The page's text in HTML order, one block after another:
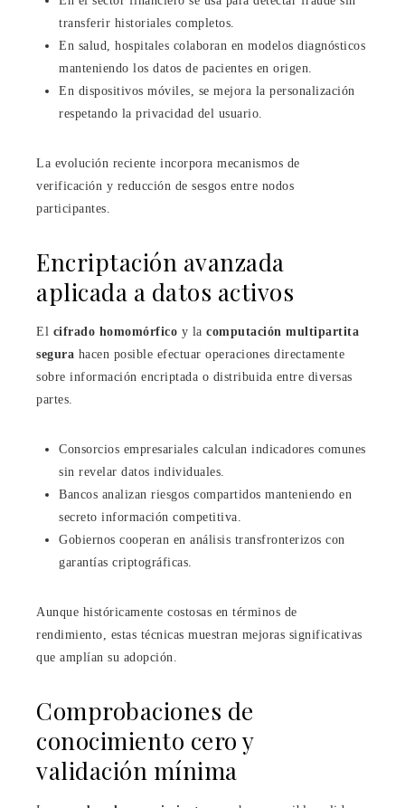
transferir historiales completos.
En salud, hospitales colaboran en modelos diagnósticos
manteniendo los datos de pacientes en origen.
En dispositivos móviles, se mejora la personalización
respetando la privacidad del usuario.
La evolución reciente incorpora mecanismos de
verificación y reducción de sesgos entre nodos
participantes.
Encriptación avanzada
aplicada a datos activos
El cifrado homomórfico y la computación multipartita
segura hacen posible efectuar operaciones directamente
sobre información encriptada o distribuida entre diversas
partes.
Consorcios empresariales calculan indicadores comunes
sin revelar datos individuales.
Bancos analizan riesgos compartidos manteniendo en
secreto información competitiva.
Gobiernos cooperan en análisis transfronterizos con
garantías criptográficas.
Aunque históricamente costosas en términos de
rendimiento, estas técnicas muestran mejoras significativas
que amplían su adopción.
Comprobaciones de
conocimiento cero y
validación mínima